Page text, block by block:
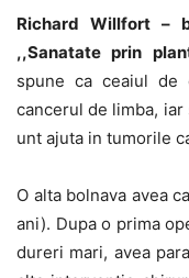
Richard Willfort –
,,Sanatate prin
spune ca ceaiul de
cancerul de limba,
unt ajuta in tumorile
O alta bolnava avea
ani). Dupa o prima
dureri mari, avea